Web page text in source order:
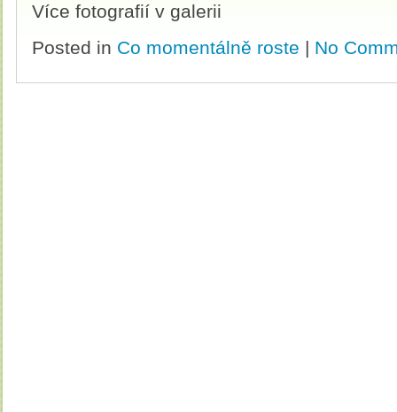
Více fotografií v galerii
Posted in Co momentálně roste | No